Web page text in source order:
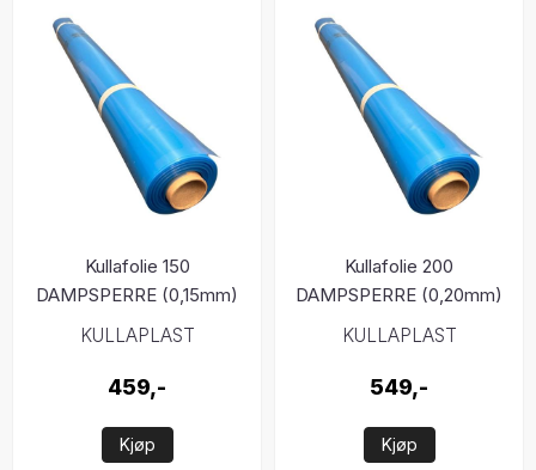
Kullafolie 150
DAMPSPERRE (0,15mm)
KULLAPLAST
459,-
Kjøp
Kullafolie 200
DAMPSPERRE (0,20mm)
KULLAPLAST
549,-
Kjøp